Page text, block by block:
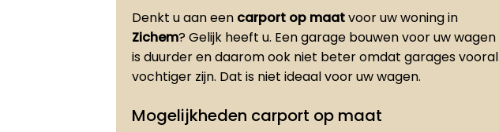
Denkt u aan een carport op maatvoor uw woning in
Zichem? Gelijk heeft u. Een garage bouwen voor uw wagen
is duurder en daarom ook niet beter omdat garages vooral
vochtiger zijn. Dat is niet ideaal voor uw wagen.
Mogelijkheden carport op maat